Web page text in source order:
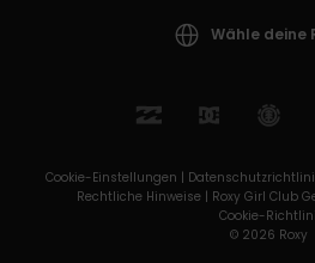
Wähle deine
Cookie-Einstellungen |
Rechtliche Hinweise | Roxy Girl Club
Cookie-
© 2026 Roxy